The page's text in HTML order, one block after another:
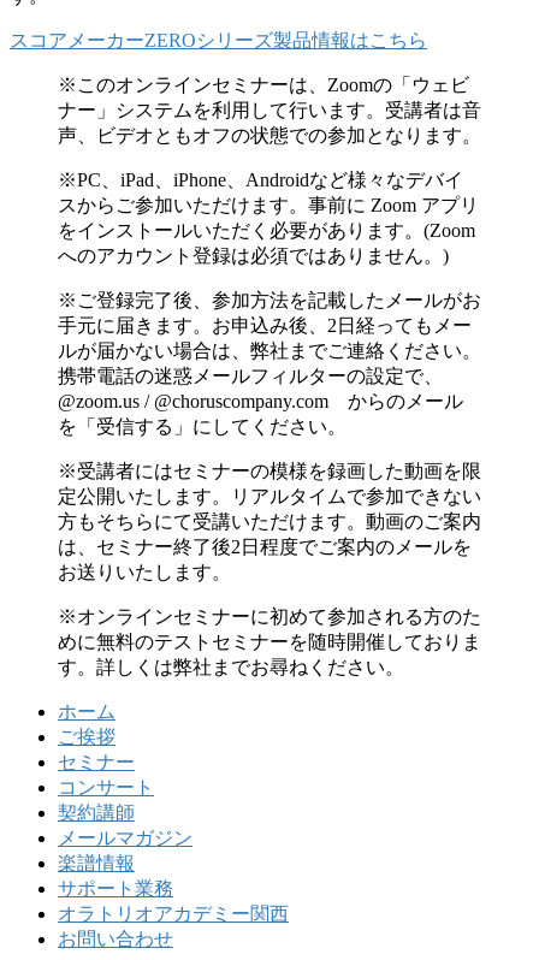
スコアメーカーZEROシリーズ製品情報はこちら
※このオンラインセミナーは、Zoomの「ウェビ
ナー」システムを利用して行います。受講者は音
声、ビデオともオフの状態での参加となります。
※PC、iPad、iPhone、Androidなど様々なデバイ
スからご参加いただけます。事前に Zoom アプリ
をインストールいただく必要があります。(Zoom
へのアカウント登録は必須ではありません。)
※ご登録完了後、参加方法を記載したメールがお
手元に届きます。お申込み後、2日経ってもメー
ルが届かない場合は、弊社までご連絡ください。
携帯電話の迷惑メールフィルターの設定で、
@zoom.us / @choruscompany.com からのメール
を「受信する」にしてください。
※受講者にはセミナーの模様を録画した動画を限
定公開いたします。リアルタイムで参加できない
方もそちらにて受講いただけます。動画のご案内
は、セミナー終了後2日程度でご案内のメールを
お送りいたします。
※オンラインセミナーに初めて参加される方のた
めに無料のテストセミナーを随時開催しておりま
す。詳しくは弊社までお尋ねください。
ホーム
ご挨拶
セミナー
コンサート
契約講師
メールマガジン
楽譜情報
サポート業務
オラトリオアカデミー関西
お問い合わせ